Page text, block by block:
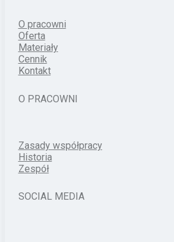
O pracowni
Oferta
Materiały
Cennik
Kontakt
O PRACOWNI
Zasady współpracy
Historia
Zespół
SOCIAL MEDIA